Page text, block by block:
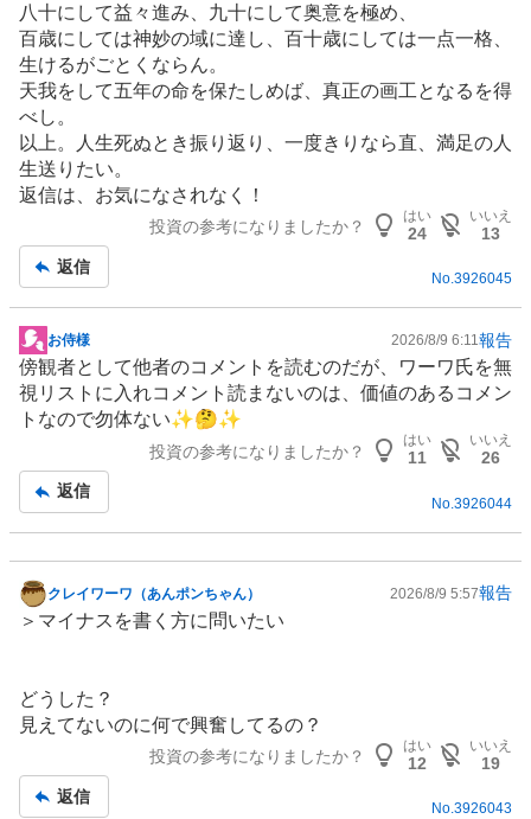
八十にして益々進み、九十にして奥意を極め、
百歳にしては神妙の域に達し、百十歳にしては一点一格、
生けるがごとくならん。
天我をして五年の命を保たしめば、真正の画工となるを得
べし。
以上。人生死ぬとき振り返り、一度きりなら直、満足の人
生送りたい。
返信は、お気になされなく！
投資の参考になりましたか？
はい
24
いいえ
13
返信
No.3926045
掲
示
板
記
お侍様 2026/8/9 6:11報告
傍観者として他者のコメントを読むのだが、ワーワ氏を無
視リストに入れコメント読まないのは、価値のあるコメン
トなので勿体ない✨🤔✨
投資の参考になりましたか？
はい
11
いいえ
26
返信
No. 3926044
掲
示
事
クレイワーワ（あんポンちゃん） 2026/8/9 5:57報告
＞マイナスを書く方に問いたい
どうした？
見えてないのに何で興奮してるの？
投資の参考になりましたか？
はい
12
いいえ
19
返信
No.3926043